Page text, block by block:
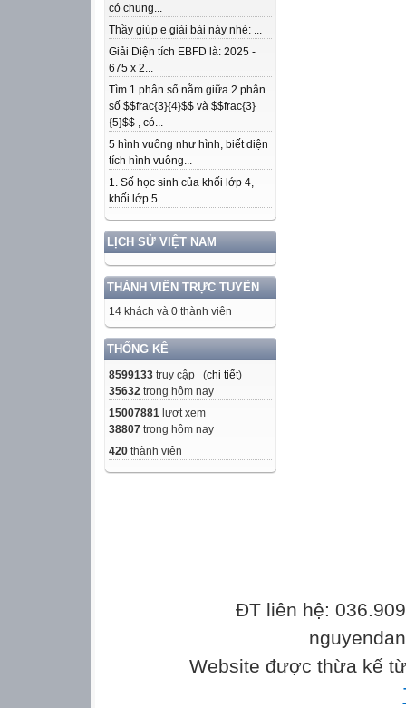
có chung...
Thầy giúp e giải bài này nhé: ...
Giải Diện tích EBFD là: 2025 -
675 x 2...
Tìm 1 phân số nằm giữa 2 phân
số $$frac{3}{4}$$ và $$frac{3}
{5}$$ , có...
5 hình vuông như hình, biết diện
tích hình vuông...
1. Số học sinh của khối lớp 4,
khối lớp 5...
LỊCH SỬ VIỆT NAM
THÀNH VIÊN TRỰC TUYẾN
14 khách và 0 thành viên
THỐNG KÊ
8599133 truy cập (chi tiết)
35632 trong hôm nay
15007881 lượt xem
38807 trong hôm nay
420 thành viên
ĐT liên hệ:
Website được thừa kế